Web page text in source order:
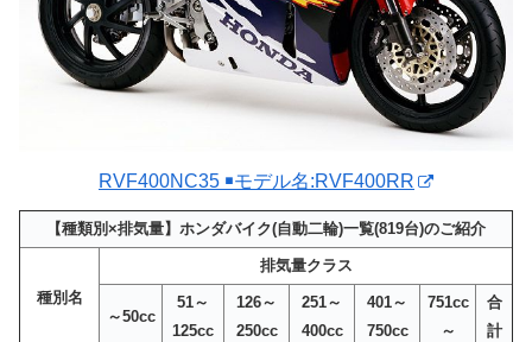
RVF400NC35 ￭モデル名:RVF400RR
【種類別×排気量】ホンダバイク(自動二輪)一覧(819台)のご紹介
種別名
排気量クラス
～50cc
51～
125cc
126～
250cc
251～
400cc
401～
750cc
751cc
～
合
計